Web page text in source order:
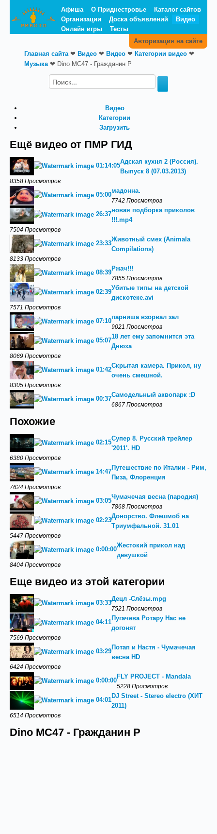
Афиша О Приднестровье
Каталог сайтов
Организации
Доска объявлений
Видео
Онлайн игры
Тесты
Авторизация на сайте
Главная сайта❤ Видео ❤ Видео ❤ Категории видео ❤
Музыка❤ Dino MC47 - Гражданин Р
Видео
Категории
Загрузить
Ещё видео от ПМР ГИД
01:14:05
Адская кухня 2 (Россия).
Выпуск 8 (07.03.2013)
8358 Просмотров
05:00
мадонна.
7742 Просмотров
26:37
новая подборка приколов
!!!.mp4
7504 Просмотров
23:33
Животный смех (Animala
Compilations)
8133 Просмотров
08:39
Ржач!!!
7855 Просмотров
02:39
Убитые типы на детской
дискотеке.avi
7571 Просмотров
07:10
парниша взорвал зал
9021 Просмотров
05:07
18 лет ему запомнится эта
Днюха
8069 Просмотров
01:42
Скрытая камера. Прикол, ну
очень смешной.
8305 Просмотров
00:37
Самодельный аквопарк :D
6867 Просмотров
Похожие
02:15
Супер 8. Русский трейлер
'2011'. HD
6380 Просмотров
14:47
Путешествие по Италии - Рим,
Пиза, Флоренция
7624 Просмотров
03:05
Чумачечая весна (пародия)
7868 Просмотров
02:23
Донорство. Флешмоб на
Триумфальной. 31.01
5447 Просмотров
0:00:00
Жестокий прикол над
девушкой
8404 Просмотров
Еще видео из этой категории
03:33
Децл -Слёзы.mpg
7521 Просмотров
04:11
Пугачева Ротару Нас не
догонят
7569 Просмотров
03:29
Потап и Настя - Чумачечая
весна HD
6424 Просмотров
0:00:00
FLY PROJECT - Mandala
5228 Просмотров
04:01
DJ Street - Stereo electro (ХИТ
2011)
6514 Просмотров
Dino MC47 - Гражданин Р